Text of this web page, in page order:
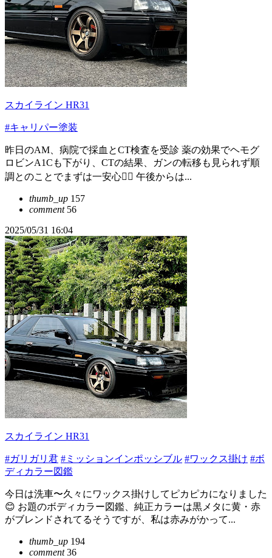
スカイライン HR31
#キャリパー塗装
昨日のAM、病院で採血とCT検査を受診 薬の効果でヘモグ
ロビンA1Cも下がり、CTの結果、ガンの転移も見られず順
調とのことでまずは一安心😮‍💨 午後からは...
thumb_up 157
comment56
2025/05/31 16:04
スカイライン HR31
#ガリガリ君 #ミッションインポッシブル #ワックス掛け #ボ
ディカラー図鑑
今日は洗車〜久々にワックス掛けしてピカピカになりました
😊 お題のボディカラー図鑑、純正カラーは黒メタに黄・赤
がブレンドされてるそうですが、私は赤みがかって...
thumb_up 194
comment36